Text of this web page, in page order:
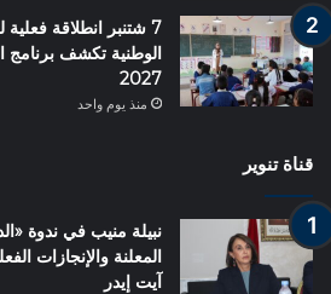
7 شتنبر انطلاقة
2027
منذ يوم واحد
قناة تنوير
نبيلة منيب في ندوة
المعلنة والإنجازات
آيت إيدر